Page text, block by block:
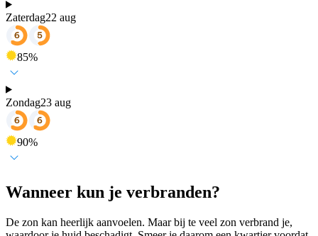
Zaterdag22 aug
85%
Zondag23 aug
90%
Wanneer kun je verbranden?
De zon kan heerlijk aanvoelen. Maar bij te veel zon verbrand je,